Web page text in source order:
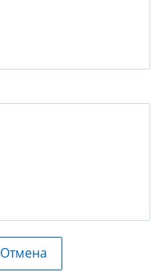
Отмена